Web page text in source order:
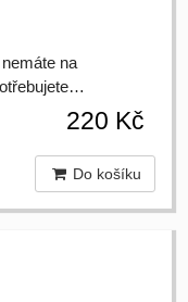
na
220 Kč
Do košíku